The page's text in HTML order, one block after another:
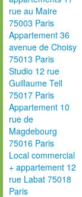
rue au Maire
75003 Paris
Appartement 36
avenue de Choisy
75013 Paris
Studio 12 rue
Guillaume Tell
75017 Paris
Appartement 10
rue de
Magdebourg
75016 Paris
Local commercial
+ appartement 12
rue Labat 75018
Paris